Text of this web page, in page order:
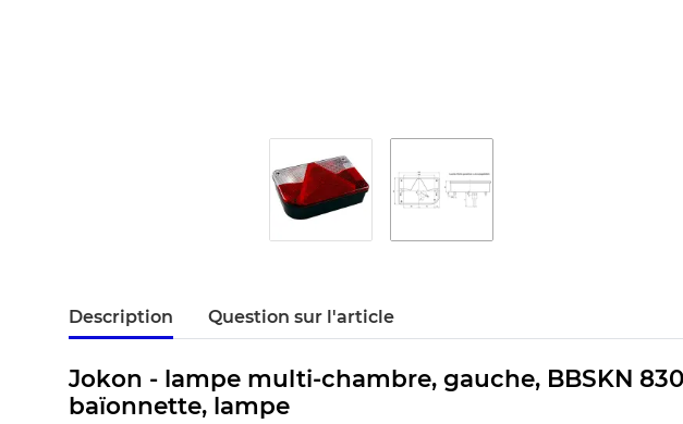
Description Question sur l'article
Jokon - lampe multi-chambre, gauche, BBSKN
baïonnette, lampe